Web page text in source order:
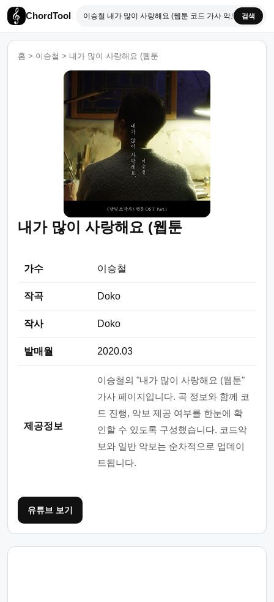
ChordTool 검색
홈 > 이승철 > 내가 많이 사랑해요 (웹툰
내가 많이 사랑해요 (웹툰
가수 이승철
작곡 Doko
작사 Doko
발매월 2020.03
제공정보
이승철의 "내가 많이 사랑해요 (웹툰"
가사 페이지입니다. 곡 정보와 함께 코
드 진행, 악보 제공 여부를 한눈에 확
인할 수 있도록 구성했습니다. 코드악
보와 일반 악보는 순차적으로 업데이
트됩니다.
유튜브 보기